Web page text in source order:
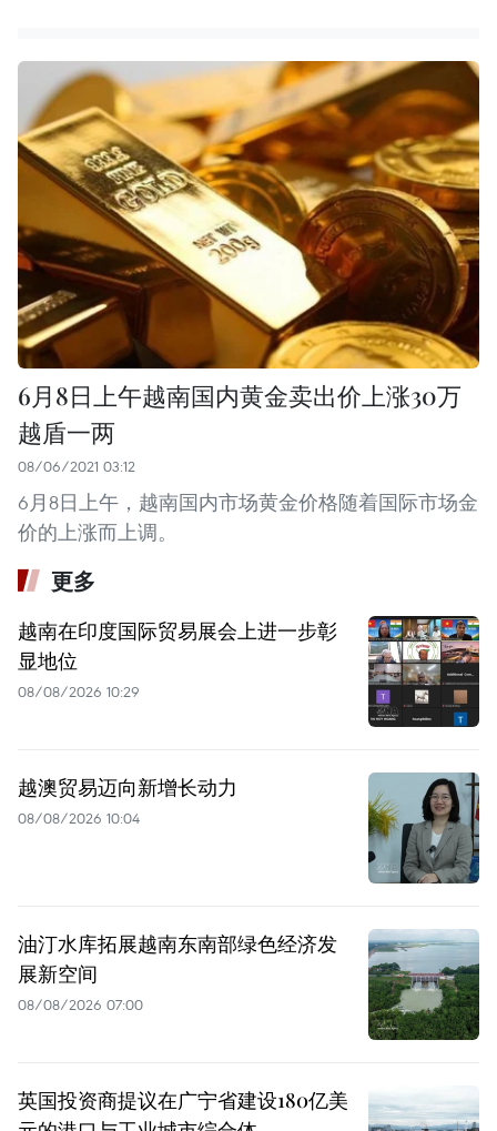
6月8日上午越南国内黄金卖出价上涨30万
越盾一两
08/06/2021 03:12
6月8日上午，越南国内市场黄金价格随着国际市场金
价的上涨而上调。
更多
越南在印度国际贸易展会上进一步彰
显地位
08/08/2026 10:29
越澳贸易迈向新增长动力
08/08/2026 10:04
油汀水库拓展越南东南部绿色经济发
展新空间
08/08/2026 07:00
英国投资商提议在广宁省建设180亿美